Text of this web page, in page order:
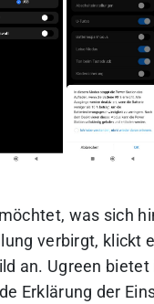
was sich
verbirgt, klickt
an. Ugreen bietet
Erklärung der